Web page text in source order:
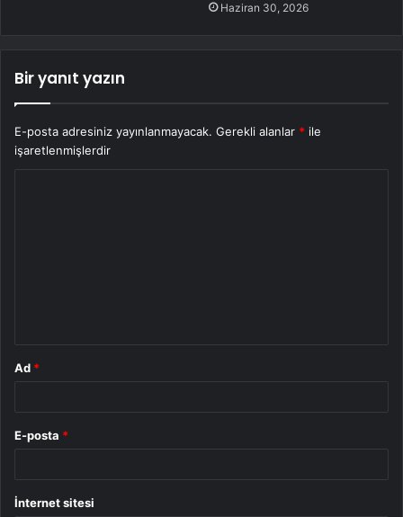
Haziran 30, 2026
Bir yanıt yazın
E-posta adresiniz yayınlanmayacak. Gerekli alanlar * ile
işaretlenmişlerdir
Ad *
E-posta *
İnternet sitesi